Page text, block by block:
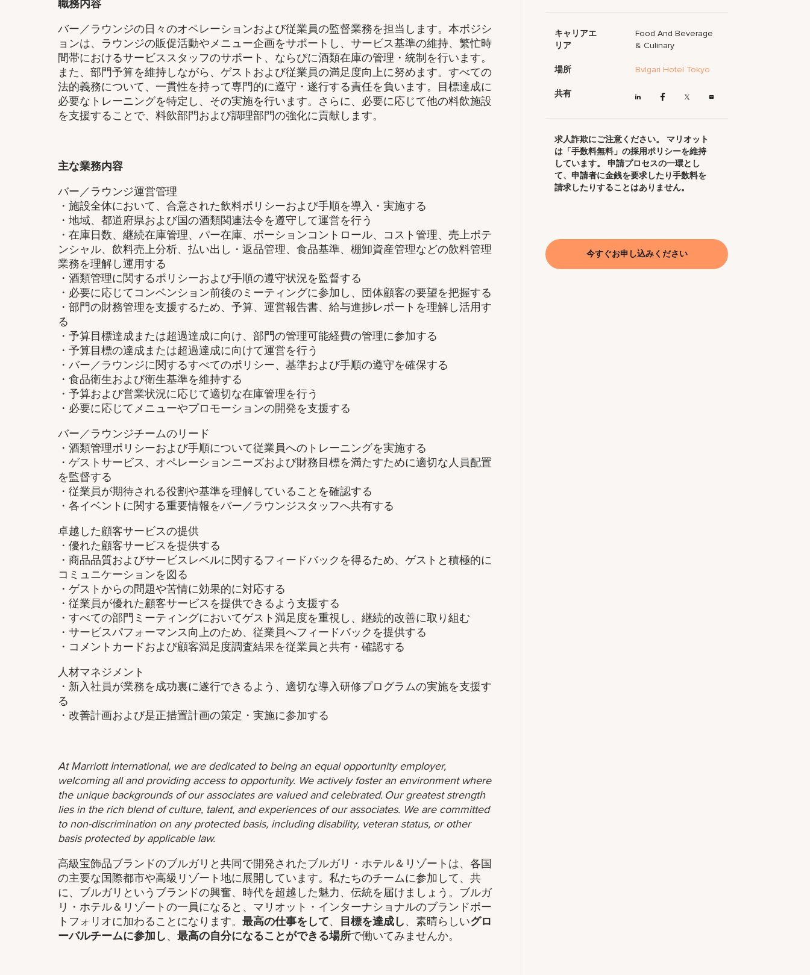
職務内容
バー／ラウンジの日々のオペレーションおよび従業員の監督業務を担当します。本ポジシ
ョンは、ラウンジの販促活動やメニュー企画をサポートし、サービス基準の維持、繁忙時
間帯におけるサービススタッフのサポート、ならびに酒類在庫の管理・統制を行います。
また、部門予算を維持しながら、ゲストおよび従業員の満足度向上に努めます。すべての
法的義務について、一貫性を持って専門的に遵守・遂行する責任を負います。目標達成に
必要なトレーニングを特定し、その実施を行います。さらに、必要に応じて他の料飲施設
を支援することで、料飲部門および調理部門の強化に貢献します。
主な業務内容
バー／ラウンジ運営管理
・施設全体において、合意された飲料ポリシーおよび手順を導入・実施する
・地域、都道府県および国の酒類関連法令を遵守して運営を行う
・在庫日数、継続在庫管理、パー在庫、ポーションコントロール、コスト管理、売上ポテ
ンシャル、飲料売上分析、払い出し・返品管理、食品基準、棚卸資産管理などの飲料管理
業務を理解し運用する
・酒類管理に関するポリシーおよび手順の遵守状況を監督する
・必要に応じてコンベンション前後のミーティングに参加し、団体顧客の要望を把握する
・部門の財務管理を支援するため、予算、運営報告書、給与進捗レポートを理解し活用す
る
・予算目標達成または超過達成に向け、部門の管理可能経費の管理に参加する
・予算目標の達成または超過達成に向けて運営を行う
・バー／ラウンジに関するすべてのポリシー、基準および手順の遵守を確保する
・食品衛生および衛生基準を維持する
・予算および営業状況に応じて適切な在庫管理を行う
・必要に応じてメニューやプロモーションの開発を支援する
バー／ラウンジチームのリード
・酒類管理ポリシーおよび手順について従業員へのトレーニングを実施する
・ゲストサービス、オペレーションニーズおよび財務目標を満たすために適切な人員配置
を監督する
・従業員が期待される役割や基準を理解していることを確認する
・各イベントに関する重要情報をバー／ラウンジスタッフへ共有する
卓越した顧客サービスの提供
・優れた顧客サービスを提供する
・商品品質およびサービスレベルに関するフィードバックを得るため、ゲストと積極的に
コミュニケーションを図る
・ゲストからの問題や苦情に効果的に対応する
・従業員が優れた顧客サービスを提供できるよう支援する
・すべての部門ミーティングにおいてゲスト満足度を重視し、継続的改善に取り組む
・サービスパフォーマンス向上のため、従業員へフィードバックを提供する
・コメントカードおよび顧客満足度調査結果を従業員と共有・確認する
人材マネジメント
・新入社員が業務を成功裏に遂行できるよう、適切な導入研修プログラムの実施を支援す
る
・改善計画および是正措置計画の策定・実施に参加する
At Marriott International, we are dedicated to being an equal opportunity employer,
welcoming all and providing access to opportunity. We actively foster an environment where
the unique backgrounds of our associates are valued and celebrated. Our greatest strength
lies in the rich blend of culture, talent, and experiences of our associates. We are committed
to non-discrimination on any protected basis, including disability, veteran status, or other
basis protected by applicable law.
高級宝飾品ブランドのブルガリと共同で開発されたブルガリ・ホテル＆リゾートは、各国
の主要な国際都市や高級リゾート地に展開しています。私たちのチームに参加して、共
に、ブルガリというブランドの興奮、時代を超越した魅力、伝統を届けましょう。ブルガ
リ・ホテル＆リゾートの一員になると、マリオット・インターナショナルのブランドポー
トフォリオに加わることになります。 最高の仕事をして、 ​目標を達成し、素晴らしいグロ
ーバルチームに参加し、​ 最高の自分になることができる場所で働いてみませんか。
キャリアエ
リア
Food And Beverage
& Culinary
場所 Bvlgari Hotel Tokyo
共有
求人詐欺にご注意ください。 マリオット
は「手数料無料」の採用ポリシーを維持
しています。 申請プロセスの一環とし
て、申請者に金銭を要求したり手数料を
請求したりすることはありません。
今すぐお申し込みください